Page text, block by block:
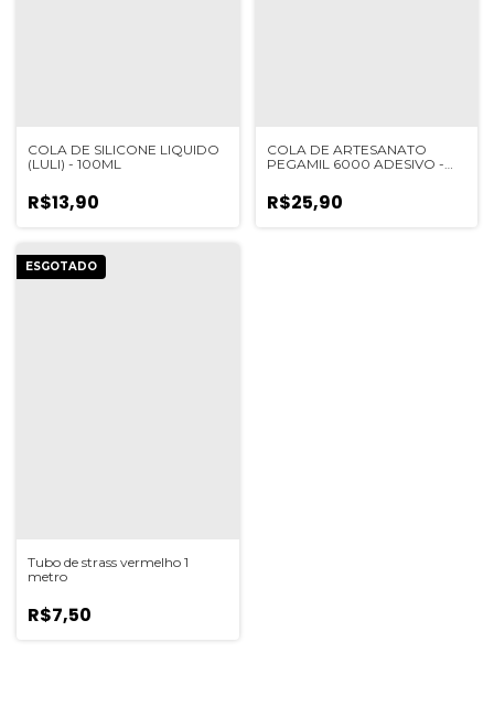
COLA DE SILICONE LIQUIDO
(LULI) - 100ML
R$13,90
COLA DE ARTESANATO
PEGAMIL 6000 ADESIVO -
R$25,90
ESGOTADO
Tubo de strass vermelho 1
metro
R$7,50